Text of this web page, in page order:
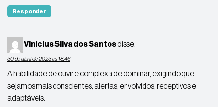
Responder
Vinicius Silva dos Santosdisse:
30 de abril de 2023 às 18:46
A habilidade de ouvir é complexa de dominar, exigindo que
sejamos mais conscientes, alertas, envolvidos, receptivos e
adaptáveis.